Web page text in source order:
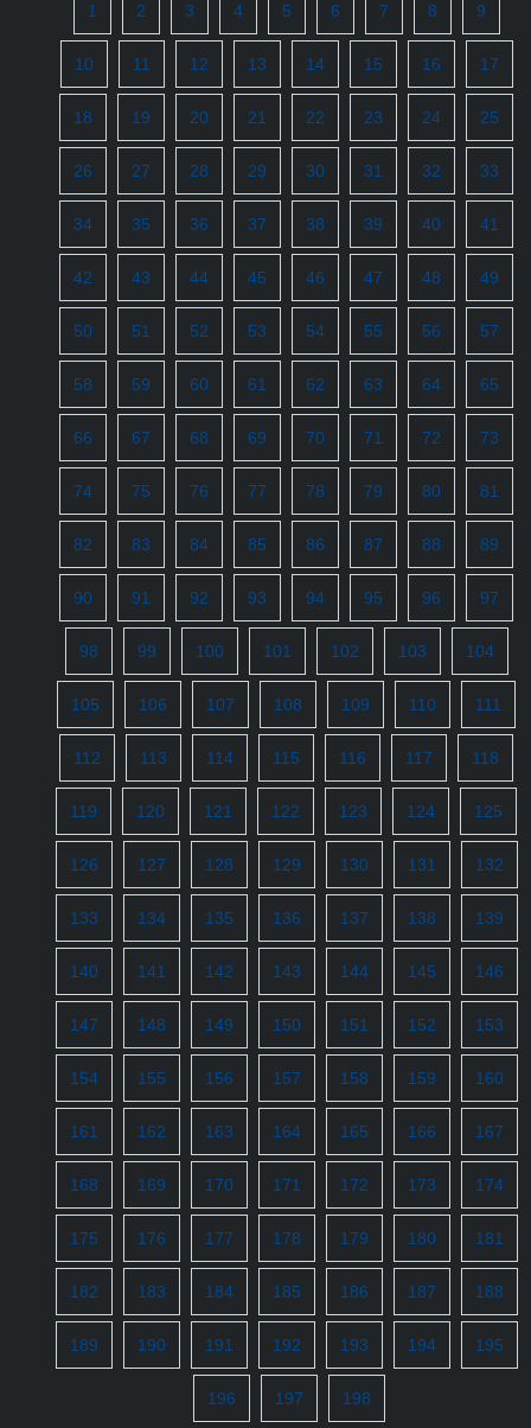
1 2 3 4 5 6 7 8 9
10 11 12 13 14 15 16 17
18 19 20 21 22 23 24 25
26 27 28 29 30 31 32 33
34 35 36 37 38 39 40 41
42 43 44 45 46 47 48 49
50 51 52 53 54 55 56 57
58 59 60 61 62 63 64 65
66 67 68 69 70 71 72 73
74 75 76 77 78 79 80 81
82 83 84 85 86 87 88 89
90 91 92 93 94 95 96 97
98 99 100 101 102 103 104
105 106 107 108 109 110 111
112 113 114 115 116 117 118
119 120 121 122 123 124 125
126 127 128 129 130 131 132
133 134 135 136 137 138 139
140 141 142 143 144 145 146
147 148 149 150 151 152 153
154 155 156 157 158 159 160
161 162 163 164 165 166 167
168 169 170 171 172 173 174
175 176 177 178 179 180 181
182 183 184 185 186 187 188
189 190 191 192 193 194 195
196 197 198